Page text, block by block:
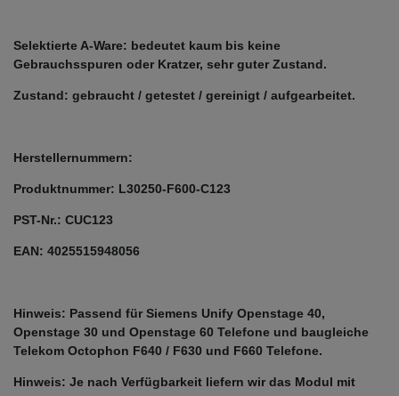
Selektierte A-Ware: bedeutet kaum bis keine
Gebrauchsspuren oder Kratzer, sehr guter Zustand.
Zustand: gebraucht / getestet / gereinigt / aufgearbeitet.
Herstellernummern:
Produktnummer: L30250-F600-C123
PST-Nr.: CUC123
EAN: 4025515948056
Hinweis: Passend für Siemens Unify Openstage 40,
Openstage 30 und Openstage 60 Telefone und baugleiche
Telekom Octophon F640 / F630 und F660 Telefone.
Hinweis: Je nach Verfügbarkeit liefern wir das Modul mit